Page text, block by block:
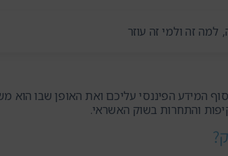
זה ולמי זה עוזר
המידע הפיננסי עליכם ואת האופן שבו הוא
והתחרות בשוק האשראי.